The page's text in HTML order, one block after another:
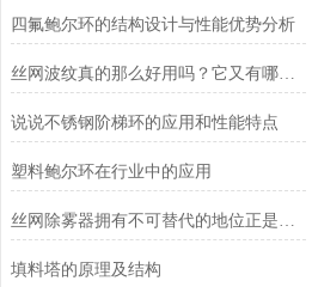
四氟鲍尔环的结构设计与性能优势分析
丝网波纹真的那么好用吗？它又有哪些特点呢？
说说不锈钢阶梯环的应用和性能特点
塑料鲍尔环在行业中的应用
丝网除雾器拥有不可替代的地位正是因为这些
填料塔的原理及结构